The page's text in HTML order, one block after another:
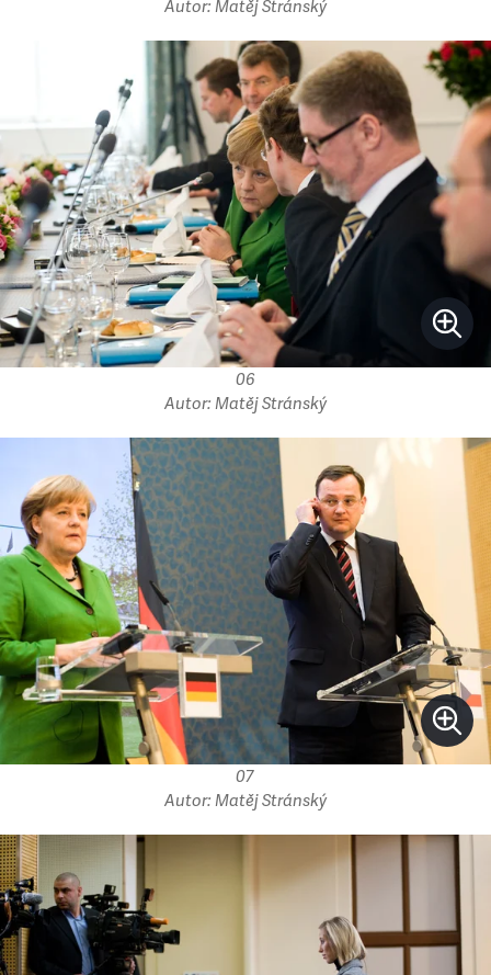
Autor: Matěj Stránský
06
Autor: Matěj Stránský
07
Autor: Matěj Stránský